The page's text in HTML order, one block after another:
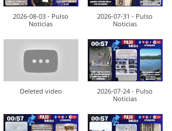
2026-08-03 - Pulso
Noticias
2026-07-31 - Pulso
Noticias
Deleted video
2026-07-24 - Pulso
Noticias